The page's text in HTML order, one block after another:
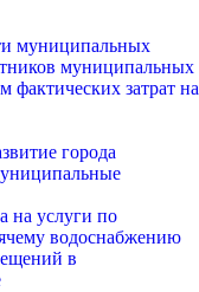
муниципальных
муниципальных
фактических затрат на
города
на услуги по
водоснабжению
в